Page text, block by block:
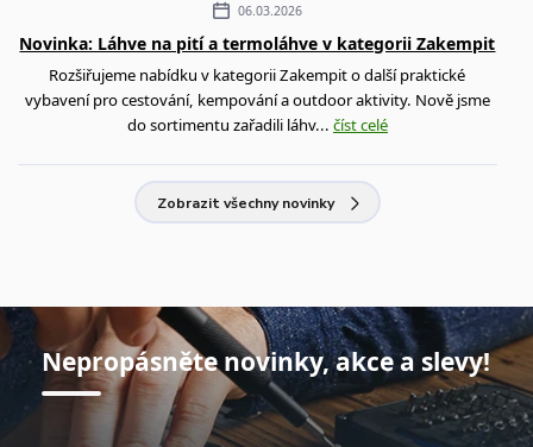
06.03.2026
Novinka: Láhve na pití a termoláhve v kategorii Zakempit
Rozšiřujeme nabídku v kategorii Zakempit o další praktické
vybavení pro cestování, kempování a outdoor aktivity. Nově jsme
do sortimentu zařadili láhv... číst celé
Zobrazit všechny novinky
Nepropásněte novinky, akce a slevy!